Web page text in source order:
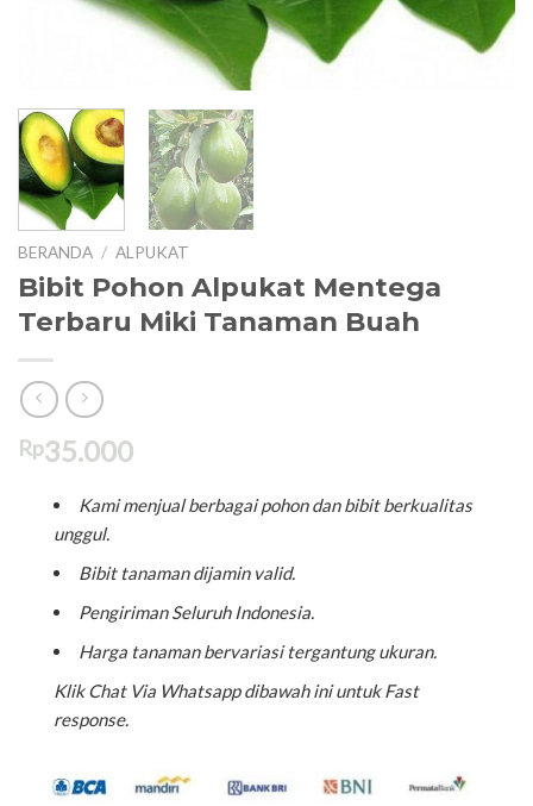
BERANDA / ALPUKAT
Bibit Pohon Alpukat Mentega
Terbaru Miki Tanaman Buah
Rp35.000
Kami menjual berbagai pohon dan bibit berkualitas
unggul.
Bibit tanaman dijamin valid.
Pengiriman Seluruh Indonesia.
Harga tanaman bervariasi tergantung ukuran.
Klik Chat Via Whatsapp dibawah ini untuk Fast
response.